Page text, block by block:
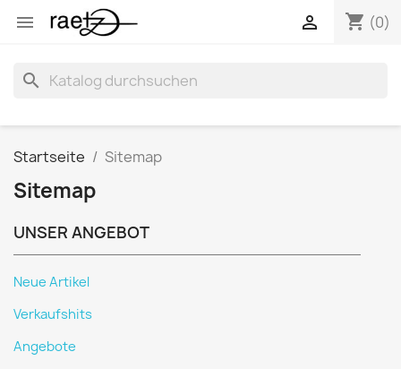
 shopping_cart (0)

search
Startseite Sitemap
Sitemap
UNSER ANGEBOT
Neue Artikel
Verkaufshits
Angebote